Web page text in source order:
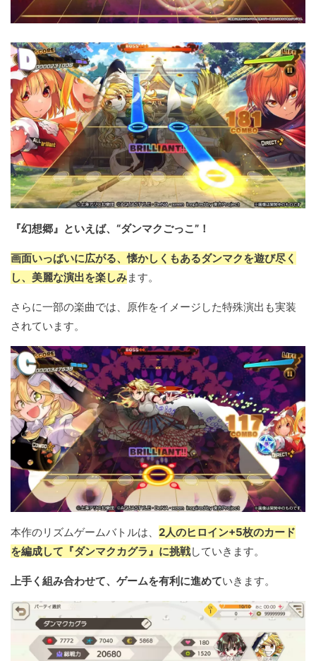
『幻想郷』といえば、“ダンマクごっこ”！
画面いっぱいに広がる、懐かしくもあるダンマクを遊び尽く
し、美麗な演出を楽しみます。
さらに一部の楽曲では、原作をイメージした特殊演出も実装
されています。
本作のリズムゲームバトルは、 2人のヒロイン+5枚のカード
を編成して『ダンマクカグラ』に挑戦していきます。
上手く組み合わせて、ゲームを有利に進めていきます。